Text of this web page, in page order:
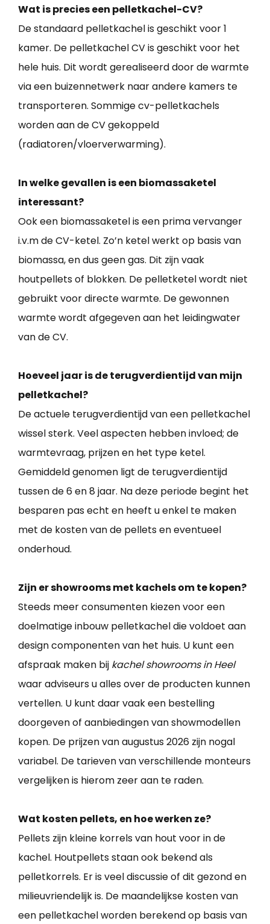
Wat is precies een pelletkachel-CV?
De standaard pelletkachel is geschikt voor 1
kamer. De pelletkachel CV is geschikt voor het
hele huis. Dit wordt gerealiseerd door de warmte
via een buizennetwerk naar andere kamers te
transporteren. Sommige cv-pelletkachels
worden aan de CV gekoppeld
(radiatoren/vloerverwarming).
In welke gevallen is een biomassaketel
interessant?
Ook een biomassaketel is een prima vervanger
i.v.m de CV-ketel. Zo’n ketel werkt op basis van
biomassa, en dus geen gas. Dit zijn vaak
houtpellets of blokken. De pelletketel wordt niet
gebruikt voor directe warmte. De gewonnen
warmte wordt afgegeven aan het leidingwater
van de CV.
Hoeveel jaar is de terugverdientijd van mijn
pelletkachel?
De actuele terugverdientijd van een pelletkachel
wissel sterk. Veel aspecten hebben invloed; de
warmtevraag, prijzen en het type ketel.
Gemiddeld genomen ligt de terugverdientijd
tussen de 6 en 8 jaar. Na deze periode begint het
besparen pas echt en heeft u enkel te maken
met de kosten van de pellets en eventueel
onderhoud.
Zijn er showrooms met kachels om te kopen?
Steeds meer consumenten kiezen voor een
doelmatige inbouw pelletkachel die voldoet aan
design componenten van het huis. U kunt een
afspraak maken bij kachel showrooms in Heel
waar adviseurs u alles over de producten kunnen
vertellen. U kunt daar vaak een bestelling
doorgeven of aanbiedingen van showmodellen
kopen. De prijzen van augustus 2026 zijn nogal
variabel. De tarieven van verschillende monteurs
vergelijken is hierom zeer aan te raden.
Wat kosten pellets, en hoe werken ze?
Pellets zijn kleine korrels van hout voor in de
kachel. Houtpellets staan ook bekend als
pelletkorrels. Er is veel discussie of dit gezond en
milieuvriendelijk is. De maandelijkse kosten van
een pelletkachel worden berekend op basis van